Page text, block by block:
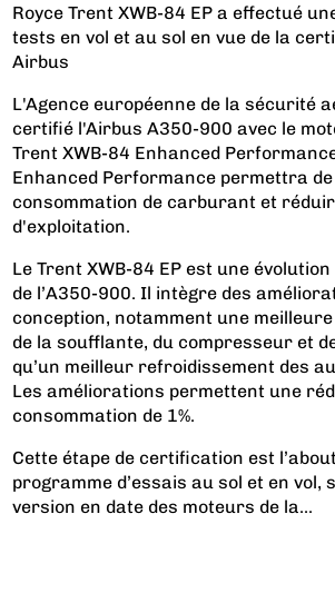
Royce Trent XWB-84 EP a effectué
tests en vol et au sol en vue de la
Airbus
L'Agence européenne de la sécurité
certifié l'Airbus A350-900 avec le
Trent XWB-84 Enhanced
Enhanced Performance permettra
consommation de carburant et
d'exploitation.
Le Trent XWB-84 EP est une
de l’A350-900. Il intègre des
conception, notamment une
de la soufflante, du compresseur et
qu’un meilleur refroidissement des
Les améliorations permettent une
consommation de 1%.
Cette étape de certification est
programme d’essais au sol et en vol,
version en date des moteurs de la...